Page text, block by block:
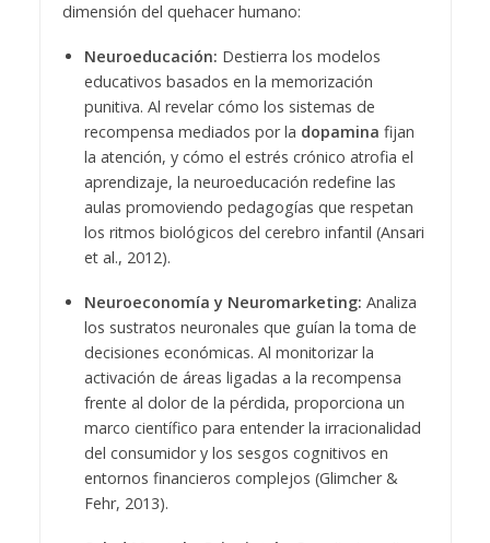
dimensión del quehacer humano:
Neuroeducación: Destierra los modelos
educativos basados en la memorización
punitiva. Al revelar cómo los sistemas de
recompensa mediados por la dopamina fijan
la atención, y cómo el estrés crónico atrofia el
aprendizaje, la neuroeducación redefine las
aulas promoviendo pedagogías que respetan
los ritmos biológicos del cerebro infantil (Ansari
et al., 2012).
Neuroeconomía y Neuromarketing: Analiza
los sustratos neuronales que guían la toma de
decisiones económicas. Al monitorizar la
activación de áreas ligadas a la recompensa
frente al dolor de la pérdida, proporciona un
marco científico para entender la irracionalidad
del consumidor y los sesgos cognitivos en
entornos financieros complejos (Glimcher &
Fehr, 2013).